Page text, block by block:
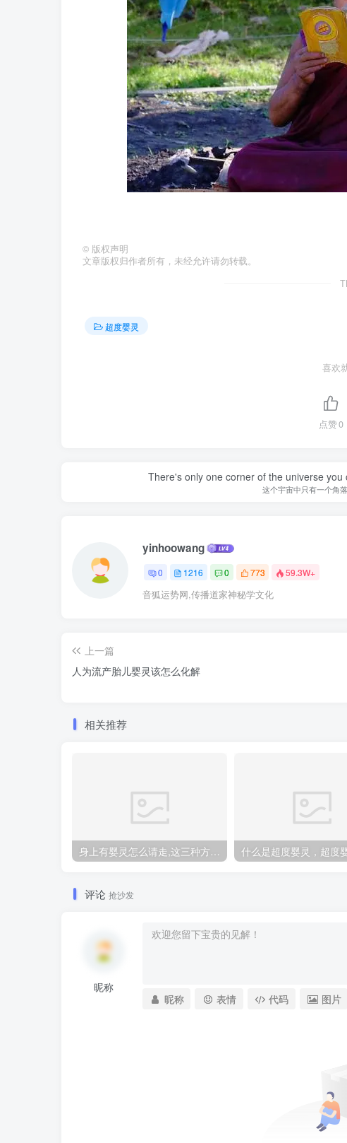
© 版权声明
文章版权归作者所有，未经允许请勿转载。
超度婴灵
喜欢
点赞0
There's only one corner of the universe
这个宇宙中只有一个角
yinhoowang
0 1216 0 773 59.3W+
音狐运势网,传播道家神秘学文化
上一篇
人为流产胎儿婴灵该怎么化解
相关推荐
身上有婴灵怎么请走,这三种方法让你摆脱纠缠
评论 抢沙发
昵称
昵称 表情 代码 图片